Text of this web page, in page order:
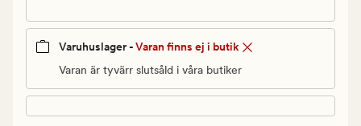
Varuhuslager -Varan finns ej i butik
Varan är tyvärr slutsåld i våra butiker